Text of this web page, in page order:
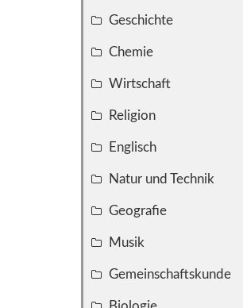
Geschichte
Chemie
Wirtschaft
Religion
Englisch
Natur und Technik
Geografie
Musik
Gemeinschaftskunde